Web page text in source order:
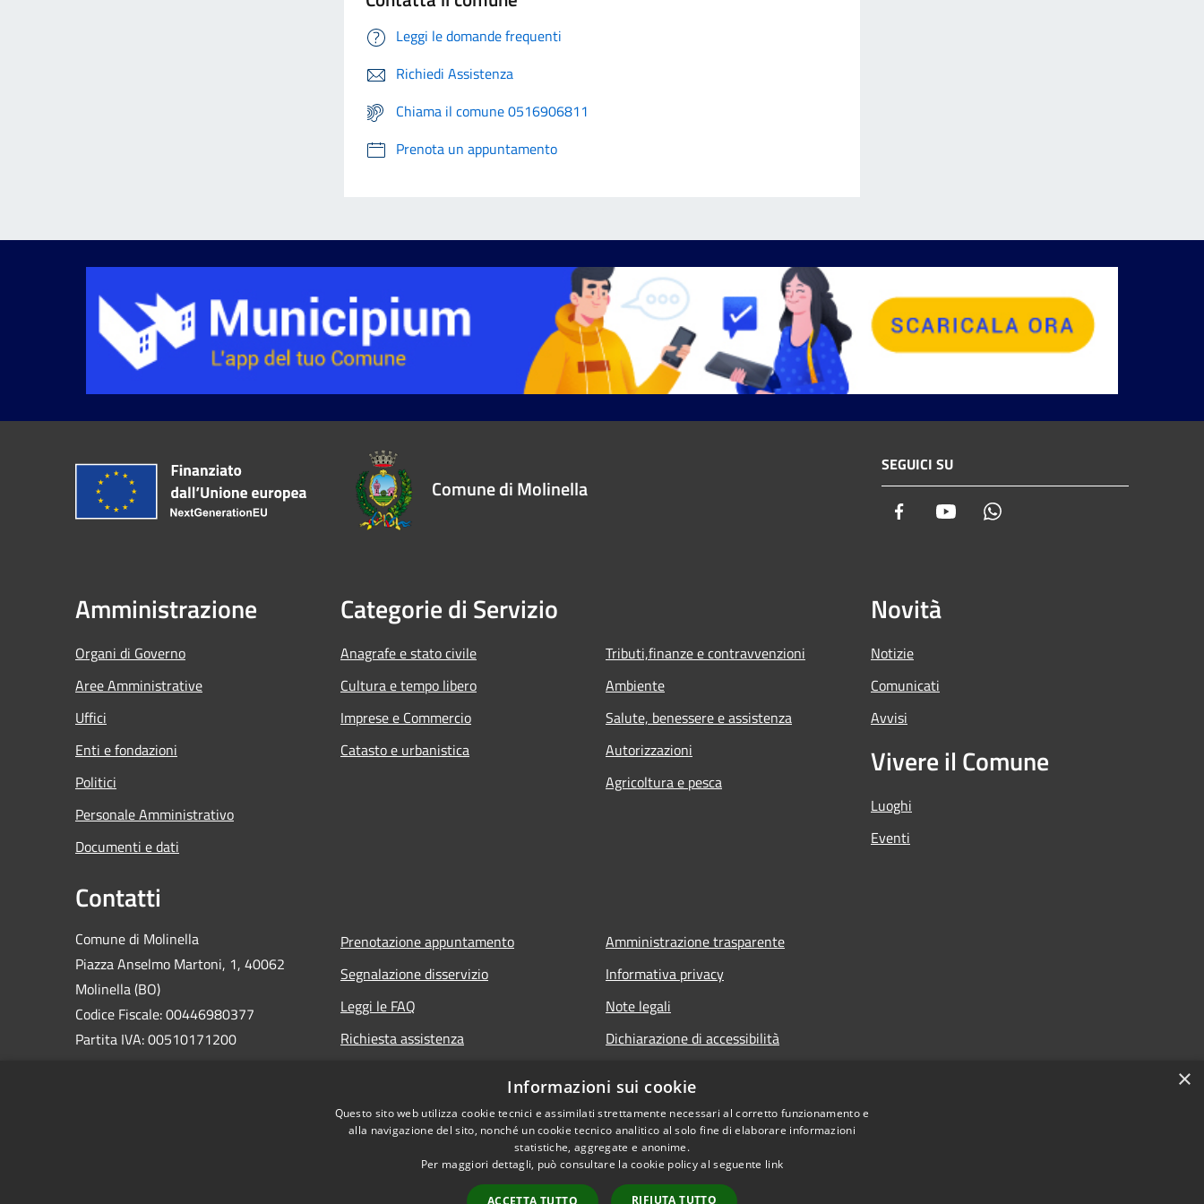
Leggi le domande frequenti
Richiedi Assistenza
Chiama il comune 0516906811
Prenota un appuntamento
Comune di Molinella
SEGUICI SU
Facebook Youtube
Amministrazione
Organi di Governo
Aree Amministrative
Uffici
Enti e fondazioni
Politici
Personale Amministrativo
Documenti e dati
Categorie di Servizio
Anagrafe e stato civile
Cultura e tempo libero
Imprese e Commercio
Catasto e urbanistica
Tributi,finanze e contravvenzioni
Ambiente
Salute, benessere e assistenza
Autorizzazioni
Agricoltura e pesca
Novità
Notizie
Comunicati
Avvisi
Vivere il Comune
Luoghi
Eventi
Contatti
Comune di Molinella
Piazza Anselmo Martoni, 1, 40062
Molinella (BO)
Codice Fiscale: 00446980377
Partita IVA: 00510171200
Prenotazione appuntamento
Segnalazione disservizio
Leggi le FAQ
Richiesta assistenza
Amministrazione trasparente
Informativa privacy
Note legali
Dichiarazione di accessibilità
×
Informazioni sui cookie
Questo sito web utilizza cookie tecnici e assimilati strettamente necessari al corretto funzionamento e
alla navigazione del sito, nonché un cookie tecnico analitico al solo fine di elaborare informazioni
statistiche, aggregate e anonime.
Per maggiori dettagli, può consultare la cookie policy al seguente link
ACCETTA TUTTO RIFIUTA TUTTO